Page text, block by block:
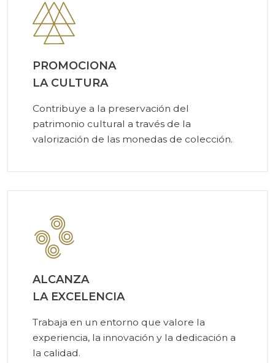
PROMOCIONA
LA CULTURA
Contribuye a la preservación del
patrimonio cultural a través de la
valorización de las monedas de colección.
ALCANZA
LA EXCELENCIA
Trabaja en un entorno que valore la
experiencia, la innovación y la dedicación a
la calidad.